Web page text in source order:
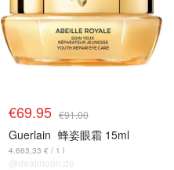
€69.95 €91.00
Guerlain 蜂姿眼霜 15ml
4.663,33 € / 1 l
@dealmoon.de